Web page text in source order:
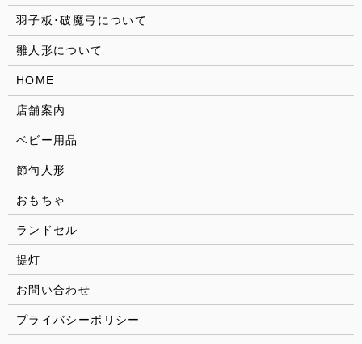
羽子板･破魔弓について
雛人形について
HOME
店舗案内
ベビー用品
節句人形
おもちゃ
ランドセル
提灯
お問い合わせ
プライバシーポリシー